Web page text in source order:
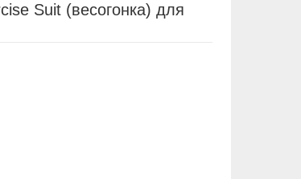
Suit (весогонка) для